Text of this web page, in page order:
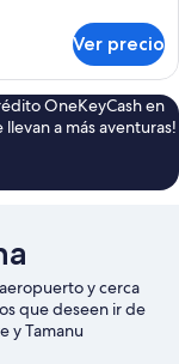
Ver precio
OneKeyCash en
a más aventuras!
y cerca
que deseen ir de
y Tamanu
apreciar la